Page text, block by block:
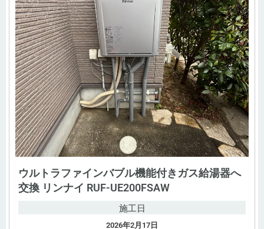
ウルトラファインバブル機能付きガス給湯器へ
交換 リンナイ RUF-UE200FSAW
施工日
2026年2月17日